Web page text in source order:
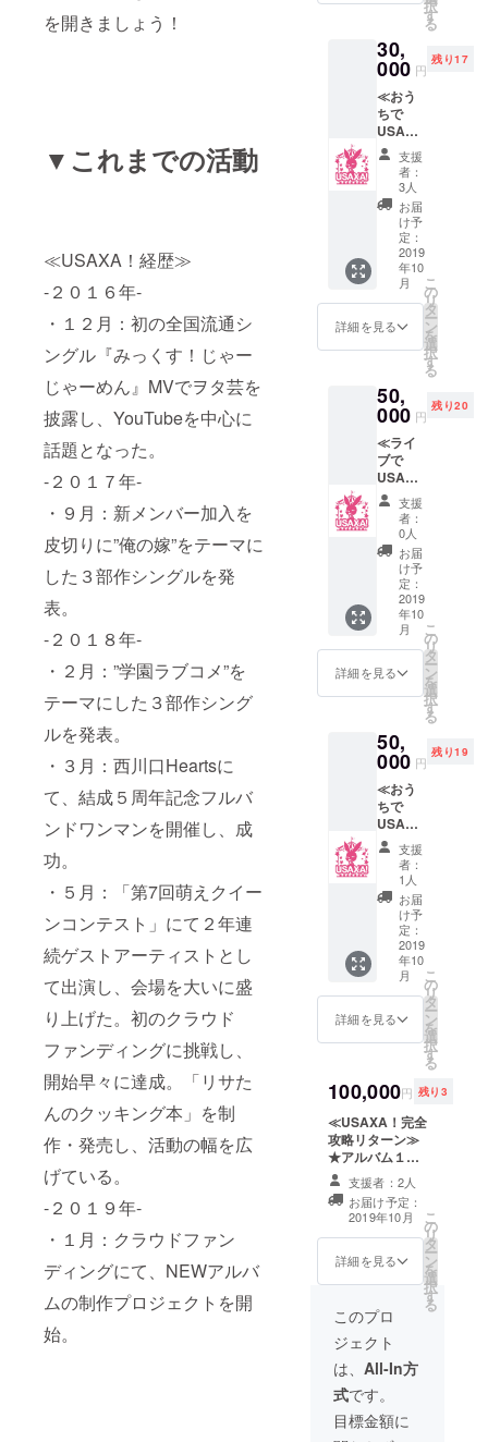
を開きましょう！
▼これまでの活動
≪USAXA！経歴≫
-２０１６年-
・１２月：初の全国流通シ
ングル『みっくす！じゃー
じゃーめん』MVでヲタ芸を
披露し、YouTubeを中心に
話題となった。
-２０１７年-
・９月：新メンバー加入を
皮切りに”俺の嫁”をテーマに
した３部作シングルを発
表。
-２０１８年-
・２月：”学園ラブコメ”を
テーマにした３部作シング
ルを発表。
・３月：西川口Heartsに
て、結成５周年記念フルバ
ンドワンマンを開催し、成
功。
・５月：「第7回萌えクイー
ンコンテスト」にて２年連
続ゲストアーティストとし
て出演し、会場を大いに盛
り上げた。初のクラウド
ファンディングに挑戦し、
開始早々に達成。「リサた
んのクッキング本」を制
作・発売し、活動の幅を広
げている。
-２０１９年-
・１月：クラウドファン
ディングにて、NEWアルバ
ムの制作プロジェクトを開
始。
チケッ
ト（７
月～８
月頃開
催予
定） ★
クラウ
ドファ
ンディ
ン グ限
定缶
バッチ
２個
ドファ
ング支
援者限
定参加
イベン
トチ
ケット
（７月
～８月
頃開催
予定）
★クラ
ウド
ファン
ディン
グ支援
者限定
イベン
つき) ★
クラウ
ドファ
ンディ
ング限
定オリ
ジナルT
シャツ
★USA
XA！手
作りサ
イリウ
ム ★ク
ラウ ド
ファン
ディン
グ限定
択
す
る
30,
000 円
残り17
≪おう
ちで
USAXA
！リ
ターン
≫ ★ア
ルバム
１枚
★USA
XA！か
らのお
礼メッ
セージ
動画 ★
クラウ
ドファ
ング支
援者限
定イベ
ントの
内容を
収録し
た動画
(３０分)
★クラ
ウド
ファン
ディン
グ限定
オリジ
ナルT
シャツ
★USA
ム
★USA
XA！か
らの手
書き
メッ
セージ
色紙 ★
クラウ
ドファ
ンディ
ング限
定缶
バッチ
２個
支援
者：
3人
お届
け予
定：
2019
年10
月
詳細を見る
こ
の
リ
タ
ー
ン
を
選
択
す
る
50,
000 円
残り20
≪ライ
ブで
USAXA
！リ
ターン
≫ ★ア
ルバム
１枚 ★
クラウ
ドファ
ンディ
ング支
援者限
定参加
イベン
トチ
（７月
～８月
頃開催
予定）
★クラ
ウド
ファン
ディン
グ支援
者限定
イベン
トセト
リをリ
クエス
トする
権利(３
曲) ★ク
グ支援
者限定
イベン
ト撮影
権(撮影
許可証
つき) ★
クラウ
ドファ
ンディ
ング限
ジナルT
シャツ
ウド
ファン
ディン
グ限定
オリジ
ナルタ
支援
者：
0人
お届
け予
定：
2019
年10
月
詳細を見る
こ
の
リ
タ
ー
ン
を
選
択
す
る
50,
000 円
残り19
≪おう
ちで
USAXA
！リ
ターン
≫ ★ア
ルバム
１枚 ★
メン
バー全
員と５
分間の
スカイ
プorあ
なたの
ために
の好き
な曲３
曲をパ
フォー
マンス
画 ★ク
ラウド
ファン
ディン
グ支援
きるイ
ベント
の内容
を収録
した動
画（フ
ル） ★
リサた
支援
者：
1人
お届
け予
定：
2019
年10
月
詳細を見る
こ
の
リ
タ
ー
ン
を
選
択
す
る
100,000円 残り3
≪USAXA！完全
攻略リターン≫
★アルバム１枚
★クラウドファ
ンディング支援
者限定参加イベ
ントチケット
（７月～８月頃
開催予定） ★ク
限定イベントの
セトリをリクエ
ストする権利(３
曲) ★クラウド
ファンディング
支援者限定イベ
ント撮影権（撮
影許可証つき ★
支援者：2人
お届け予定：
2019年10月
詳細を見る
こ
の
リ
タ
ー
ン
を
選
択
す
る
このプロ
ジェクト
は、 All-In方
式です。
目標金額に